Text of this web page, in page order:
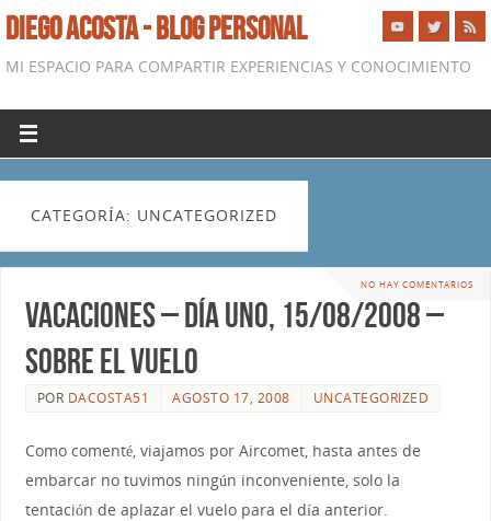
DIEGO ACOSTA - BLOG PERSONAL
MI ESPACIO PARA COMPARTIR EXPERIENCIAS Y CONOCIMIENTO
CATEGORÍA: UNCATEGORIZED
NO HAY COMENTARIOS
Vacaciones – Día Uno, 15/08/2008 –
Sobre el vuelo
POR DACOSTA51 AGOSTO 17, 2008 UNCATEGORIZED
Como comenté, viajamos por Aircomet, hasta antes de
embarcar no tuvimos ningún inconveniente, solo la
tentación de aplazar el vuelo para el día anterior.